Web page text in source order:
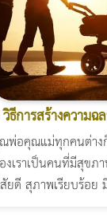
ธีการสร้างความ
พ่อคุณแม่ทุกคนต่าง
งเราเป็นคนที่มีสุขภ
ยดี สุภาพเรียบร้อย